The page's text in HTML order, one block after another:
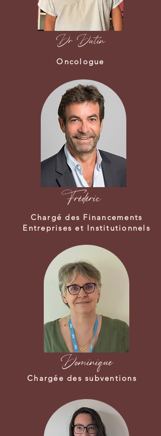
Dr Dutin
Oncologue
Frédéric
Chargé des Financements
Entreprises et Institutionnels
Dominique
Chargée des subventions